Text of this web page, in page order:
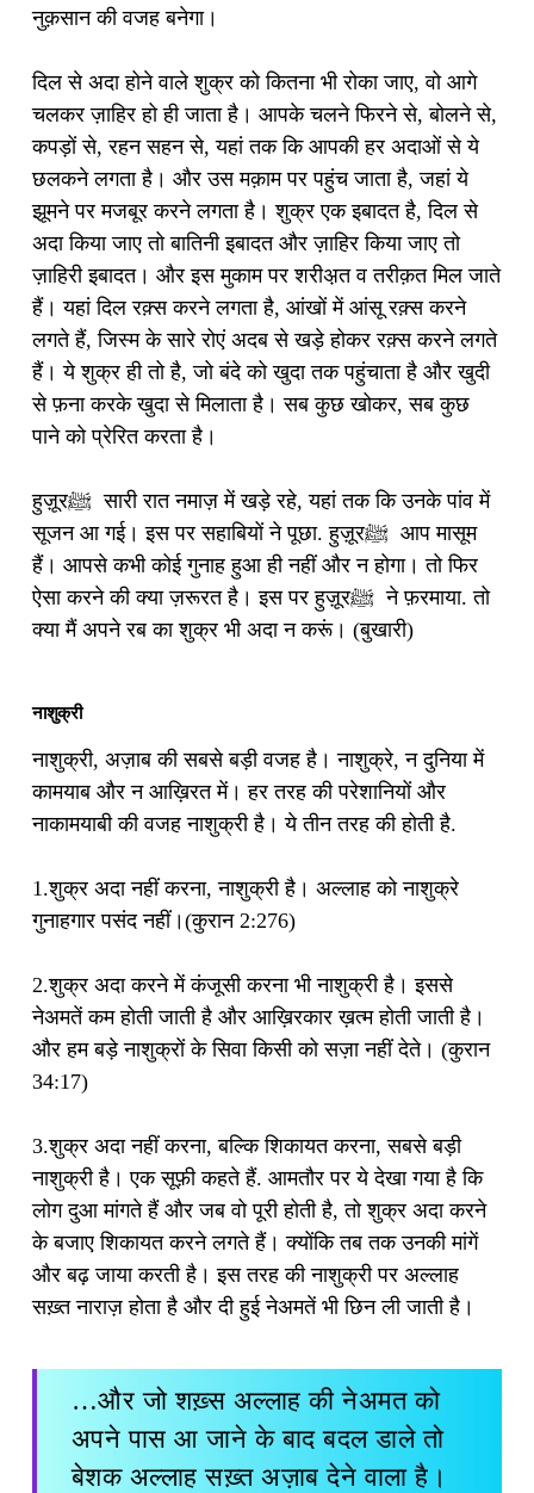
नुक़सान की वजह बनेगा।
दिल से अदा होने वाले शुक्र को कितना भी रोका जाए, वो आगे
चलकर ज़ाहिर हो ही जाता है। आपके चलने फिरने से, बोलने से,
कपड़ों से, रहन सहन से, यहां तक कि आपकी हर अदाओं से ये
छलकने लगता है। और उस मक़ाम पर पहुंच जाता है, जहां ये
झूमने पर मजबूर करने लगता है। शुक्र एक इबादत है, दिल से
अदा किया जाए तो बातिनी इबादत और ज़ाहिर किया जाए तो
ज़ाहिरी इबादत। और इस मुकाम पर शरीअ़त व तरीक़त मिल जाते
हैं। यहां दिल रक़्स करने लगता है, आंखों में आंसू रक़्स करने
लगते हैं, जिस्म के सारे रोएं अदब से खड़े होकर रक़्स करने लगते
हैं। ये शुक्र ही तो है, जो बंदे को खुदा तक पहुंचाता है और खुदी
से फ़ना करके खुदा से मिलाता है। सब कुछ खोकर, सब कुछ
पाने को प्रेरित करता है।
हुज़ूरﷺ सारी रात नमाज़ में खड़े रहे, यहां तक कि उनके पांव में
सूजन आ गई। इस पर सहाबियों ने पूछा. हुज़ूरﷺ आप मासूम
हैं। आपसे कभी कोई गुनाह हुआ ही नहीं और न होगा। तो फिर
ऐसा करने की क्या ज़रूरत है। इस पर हुज़ूरﷺ ने फ़रमाया. तो
क्या मैं अपने रब का शुक्र भी अदा न करूं। (बुखारी)
नाशुक्री
नाशुक्री, अज़ाब की सबसे बड़ी वजह है। नाशुक्रे, न दुनिया में
कामयाब और न आख़िरत में। हर तरह की परेशानियों और
नाकामयाबी की वजह नाशुक्री है। ये तीन तरह की होती है.
1.शुक्र अदा नहीं करना, नाशुक्री है। अल्लाह को नाशुक्रे
गुनाहगार पसंद नहीं।(कुरान 2:276)
2.शुक्र अदा करने में कंजूसी करना भी नाशुक्री है। इससे
नेअमतें कम होती जाती है और आख़िरकार ख़त्म होती जाती है।
और हम बड़े नाशुक्रों के सिवा किसी को सज़ा नहीं देते। (कुरान
34:17)
3.शुक्र अदा नहीं करना, बल्कि शिकायत करना, सबसे बड़ी
नाशुक्री है। एक सूफ़ी कहते हैं. आमतौर पर ये देखा गया है कि
लोग दुआ मांगते हैं और जब वो पूरी होती है, तो शुक्र अदा करने
के बजाए शिकायत करने लगते हैं। क्योंकि तब तक उनकी मांगें
और बढ़ जाया करती है। इस तरह की नाशुक्री पर अल्लाह
सख़्त नाराज़ होता है और दी हुई नेअमतें भी छिन ली जाती है।
…और जो शख़्स अल्लाह की नेअमत को
अपने पास आ जाने के बाद बदल डाले तो
बेशक अल्लाह सख़्त अज़ाब देने वाला है।